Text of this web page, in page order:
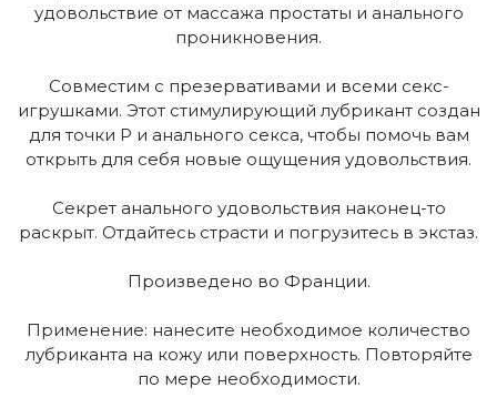
удовольствие от массажа простаты и анального
проникновения.
Совместим с презервативами и всеми секс-
игрушками. Этот стимулирующий лубрикант создан
для точки P и анального секса, чтобы помочь вам
открыть для себя новые ощущения удовольствия.
Секрет анального удовольствия наконец-то
раскрыт. Отдайтесь страсти и погрузитесь в экстаз.
Произведено во Франции.
Применение: нанесите необходимое количество
лубриканта на кожу или поверхность. Повторяйте
по мере необходимости.